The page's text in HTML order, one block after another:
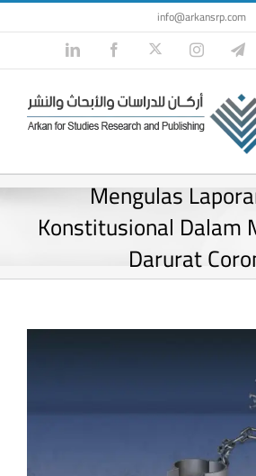
Skip
to
content
info@arkansrp.com
LinkedIn FacebookTwitterInstagram
Mengulas
Konstitusional Dalam
Darurat